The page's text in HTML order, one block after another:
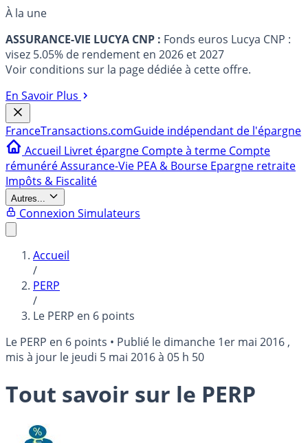
À la une
ASSURANCE-VIE LUCYA CNP : Fonds euros Lucya CNP :
visez 5.05% de rendement en 2026 et 2027
Voir conditions sur la page dédiée à cette offre.
En Savoir Plus
FranceTransactions.comGuide indépendant de l'épargne
Accueil Livret épargne Compte à terme Compte
rémunéréAssurance-Vie PEA & Bourse Epargne retraite
Impôts & Fiscalité
Autres...
Connexion Simulateurs
Accueil
/
PERP
/
Le PERP en 6 points
Le PERP en 6 points • Publié le dimanche 1er mai 2016 ,
mis à jour le jeudi 5 mai 2016 à 05 h 50
Tout savoir sur le PERP